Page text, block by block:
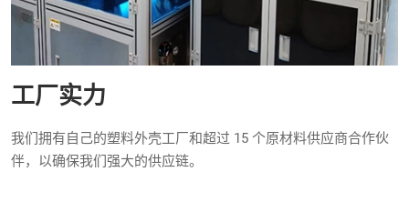
工厂实力
我们拥有自己的塑料外壳工厂和超过 15 个原材料供应商合作伙
伴，以确保我们强大的供应链。